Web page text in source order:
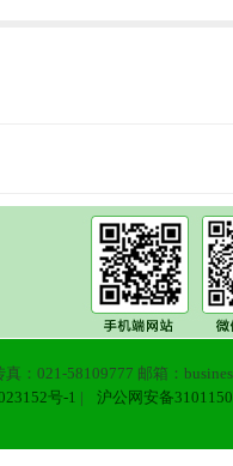
：021-58109777 邮箱：
号-1 | 沪公网安备